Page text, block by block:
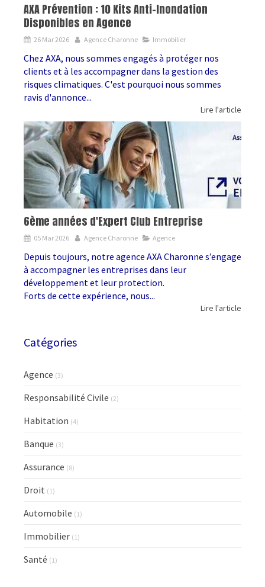
AXA Prévention : 10 Kits Anti-Inondation
Disponibles en Agence
26 Mar 2026 Agence Charonne Immobilier
Chez AXA, nous sommes engagés à protéger nos
clients et à les accompagner dans la gestion des
risques climatiques. C'est pourquoi nous sommes
ravis d'annonce...
Lire l'article
6ème années d'Expert Club Entreprise
05 Mar 2026 Agence Charonne Agence
Depuis toujours, notre agence AXA Charonne s’engage
à accompagner les entreprises dans leur
développement et leur protection.
Forts de cette expérience, nous...
Lire l'article
Catégories
Agence (3)
Responsabilité Civile (2)
Habitation (4)
Banque (3)
Assurance (8)
Droit (1)
Automobile (1)
Immobilier (1)
Santé (1)